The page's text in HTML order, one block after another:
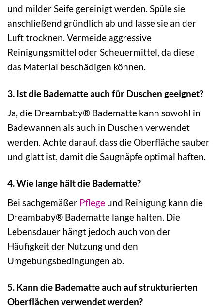
und milder Seife gereinigt werden. Spüle sie
anschließend gründlich ab und lasse sie an der
Luft trocknen. Vermeide aggressive
Reinigungsmittel oder Scheuermittel, da diese
das Material beschädigen können.
3. Ist die Badematte auch für Duschen geeignet?
Ja, die Dreambaby® Badematte kann sowohl in
Badewannen als auch in Duschen verwendet
werden. Achte darauf, dass die Oberfläche sauber
und glatt ist, damit die Saugnäpfe optimal haften.
4. Wie lange hält die Badematte?
Bei sachgemäßer Pflege und Reinigung kann die
Dreambaby® Badematte lange halten. Die
Lebensdauer hängt jedoch auch von der
Häufigkeit der Nutzung und den
Umgebungsbedingungen ab.
5. Kann die Badematte auch auf strukturierten
Oberflächen verwendet werden?